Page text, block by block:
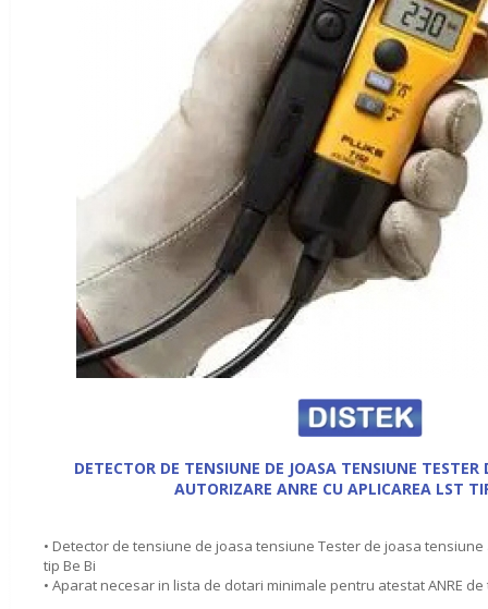
DETECTOR DE TENSIUNE DE JOASA TENSIUNE TESTER
AUTORIZARE ANRE CU APLICAREA LST
• Detector de tensiune de joasa tensiune Tester de joasa tensiune
tip Be Bi
• Aparat necesar in lista de dotari minimale pentru atestat ANRE de